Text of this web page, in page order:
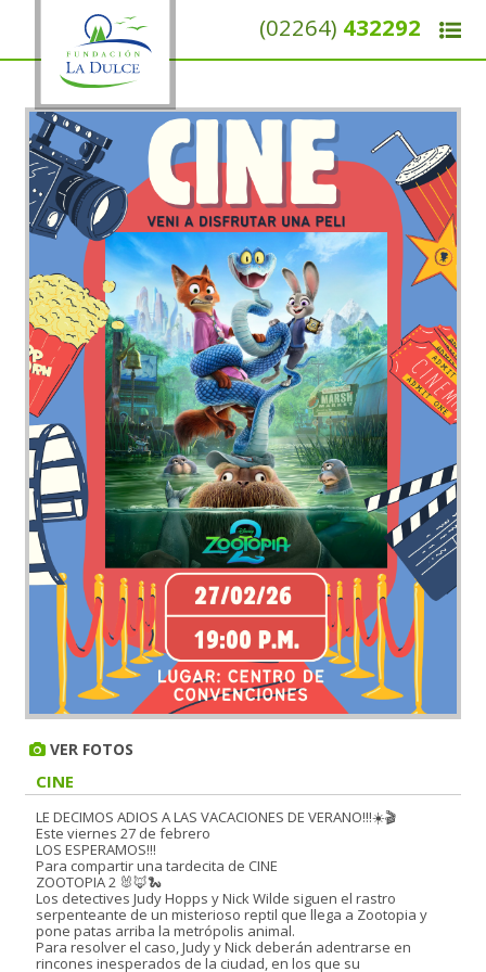
(02264) 432292
VER FOTOS
CINE
LE DECIMOS ADIOS A LAS VACACIONES DE VERANO!!!☀️🎬
Este viernes 27 de febrero
LOS ESPERAMOS!!!
Para compartir una tardecita de CINE
ZOOTOPIA 2 🐰🦊🐍
Los detectives Judy Hopps y Nick Wilde siguen el rastro
serpenteante de un misterioso reptil que llega a Zootopia y
pone patas arriba la metrópolis animal.
Para resolver el caso, Judy y Nick deberán adentrarse en
rincones inesperados de la ciudad, en los que su